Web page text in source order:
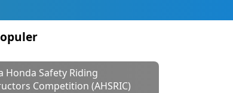
Honda Safety Riding
Competition (AHSRIC)